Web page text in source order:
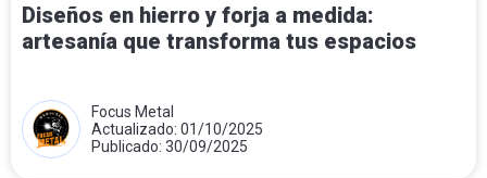
Diseños en hierro y forja a medida:
artesanía que transforma tus espacios
Focus Metal
Actualizado: 01/10/2025
Publicado: 30/09/2025